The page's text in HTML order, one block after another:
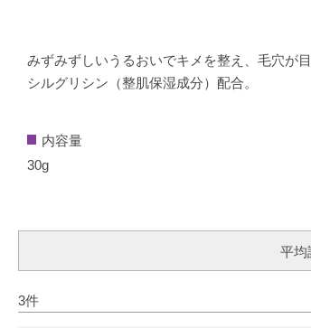
みずみずしいうるおいでキメを整え、毛穴が
シルグリシン（整肌保湿成分）配合。
内容量
30g
3